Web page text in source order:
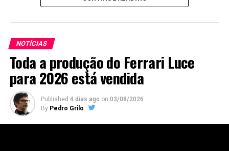
Agora a
marca vai
voltar, fruto
de uma nova
parceria,
mas desta
vez entre a
Anhui
NOTÍCIAS
Toda a produção do Ferrari Luce
para 2026 está vendida
Published 4 dias ago on 03/08/2026
By Pedro Grilo